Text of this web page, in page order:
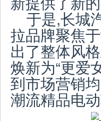
于是,长城
拉品牌聚焦
出了整体风
焕新为“更爱
到市场营销
潮流精品电